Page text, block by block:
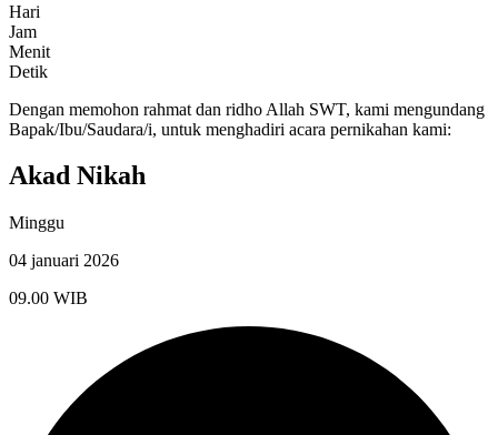
Hari
Jam
Menit
Detik
Dengan memohon rahmat dan ridho Allah SWT, kami mengundang
Bapak/Ibu/Saudara/i, untuk menghadiri acara pernikahan kami:
Akad Nikah
Minggu
04 januari 2026
09.00 WIB